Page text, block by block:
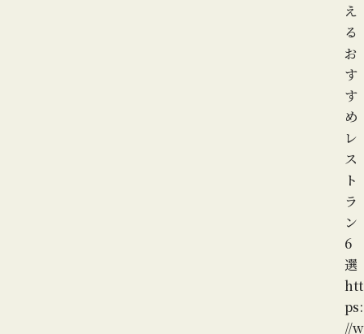
え
る
お
す
す
め
レ
ス
ト
ラ
ン
6
選
htt
ps:
//w